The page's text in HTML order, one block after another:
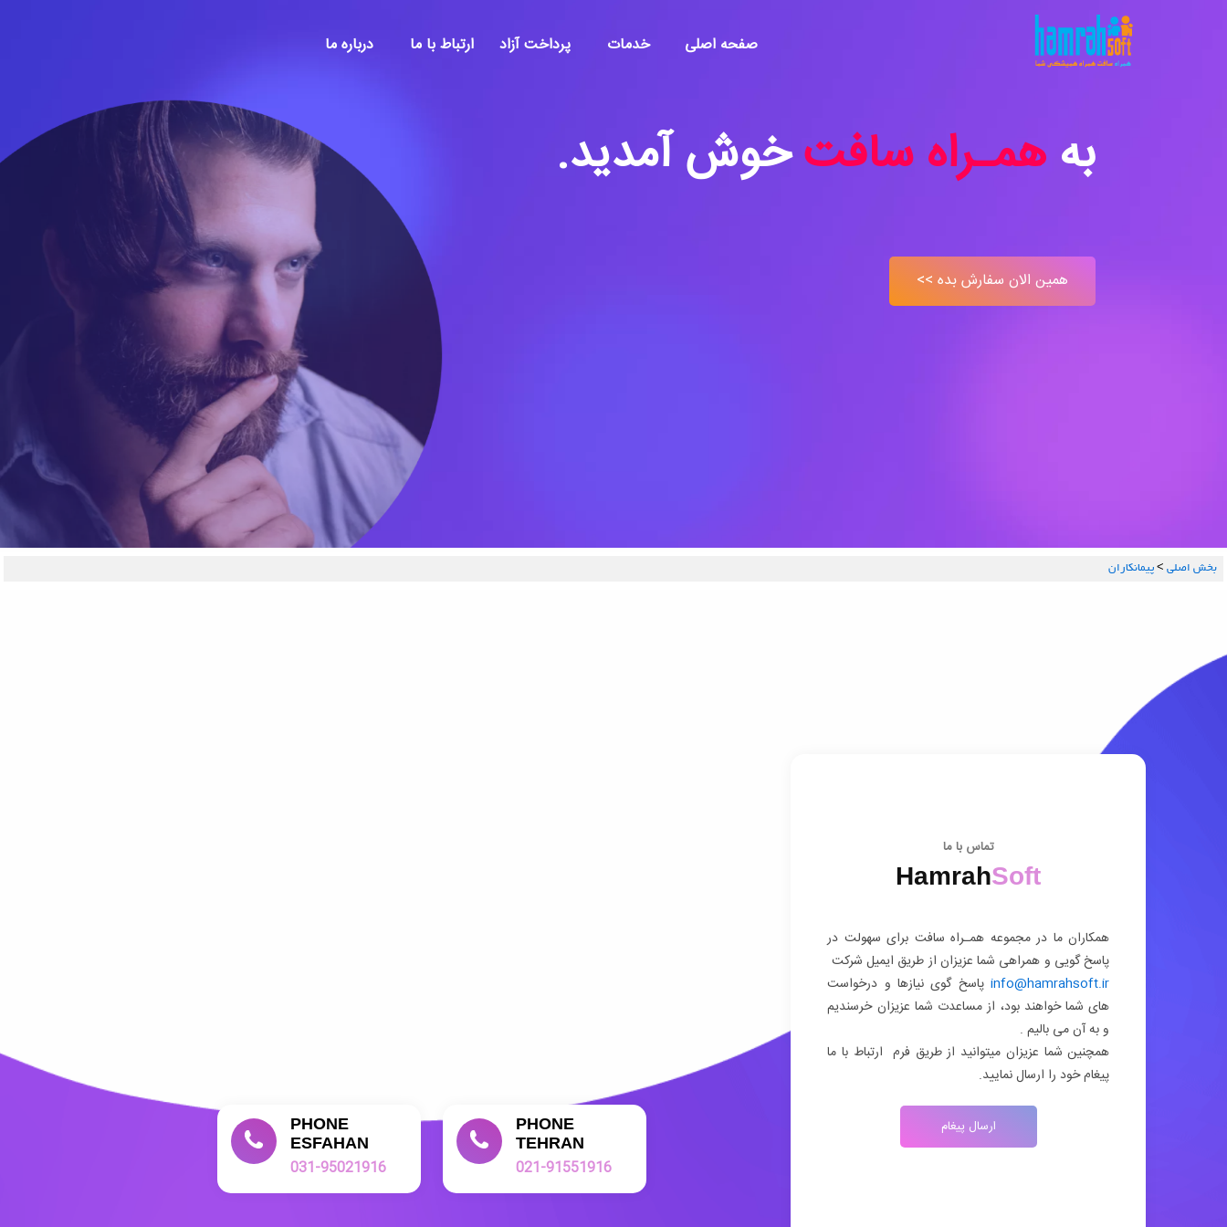
صفحه اصلی خدمات پرداخت آزاد ارتباط با ما درباره ما
بههمـراه سافتخوش آمدید.
همین الان سفارش بده >>
بخش اصلي > پیمانکاران
تماس با ما
HamrahSoft
همکاران ما در مجموعه همـراه سافت برای سهولت در
پاسخ گویی و همراهی شما عزیزان از طریق ایمیل شرکت
info@hamrahsoft.ir پاسخ گوی نیازها و درخواست
های شما خواهند بود، از مساعدت شما عزیزان خرسندیم
و به آن می بالیم .
همچنین شما عزیزان میتوانید از طریق فرم ارتباط با ما
پیغام خود را ارسال نمایید.
ارسال پیغام
PHONE
TEHRAN
021-91551916
PHONE
ESFAHAN
031-95021916